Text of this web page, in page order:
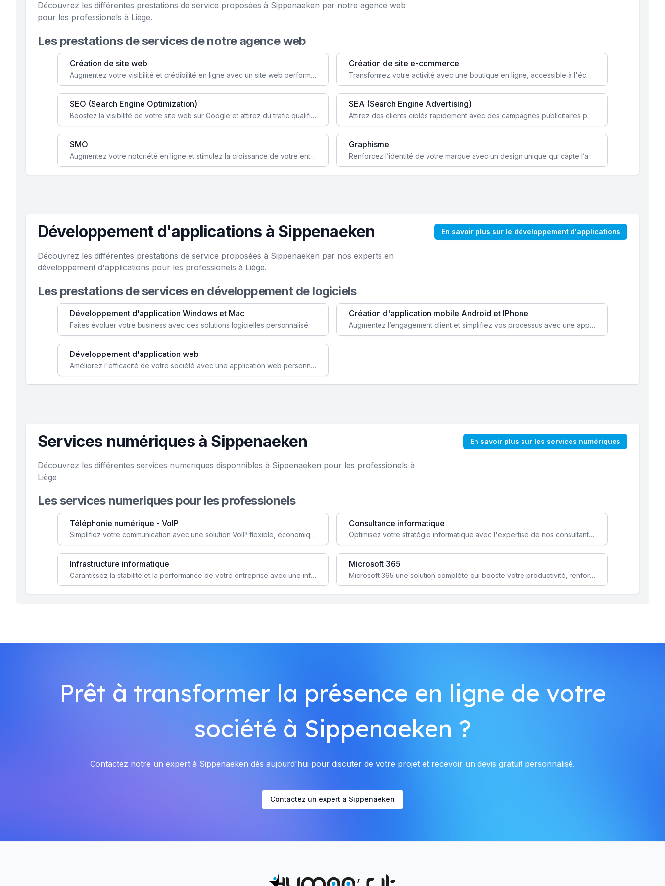
Découvrez les différentes prestations de service proposées à Sippenaeken par notre agence web
pour les professionels à Liège.
Les prestations de services de notre agence web
Création de site web
Augmentez votre visibilité et crédibilité en ligne avec un site web performant, conçu pour attirer plus de clients.
Création de site e-commerce
Transformez votre activité avec une boutique en ligne, accessible à l'échelle mondiale 24/7.
SEO (Search Engine Optimization)
Boostez la visibilité de votre site web sur Google et attirez du trafic qualifié grâce à nos stratégies SEO.
SEA (Search Engine Advertising)
Attirez des clients ciblés rapidement avec des campagnes publicitaires payantes optimisées pour vos objectifs.
SMO
Augmentez votre notoriété en ligne et stimulez la croissance de votre entreprise grâce à une stratégie sociale sur mesure.
Graphisme
Renforcez l’identité de votre marque avec un design unique qui capte l’attention et engage vos clients.
Développement d'applications à Sippenaeken En savoir plus sur le développement d'applications
Découvrez les différentes prestations de service proposées à Sippenaeken par nos experts en
développement d'applications pour les professionels à Liège.
Les prestations de services en développement de logiciels
Développement d'application Windows et Mac
Faites évoluer votre business avec des solutions logicielles personnalisées, parfaitement adaptées à vos besoins spécifiques.
Création d'application mobile Android et IPhone
Augmentez l’engagement client et simplifiez vos processus avec une application mobile sur mesure, disponible sur iOS et Android.
Développement d'application web
Améliorez l'efficacité de votre société avec une application web personnalisée accessible partout et tout le temps.
Services numériques à Sippenaeken En savoir plus sur les services numériques
Découvrez les différentes services numeriques disponnibles à Sippenaeken pour les professionels à
Liège
Les services numeriques pour les professionels
Téléphonie numérique - VoIP
Simplifiez votre communication avec une solution VoIP flexible, économique et adaptée à vos besoins professionnels.
Consultance informatique
Optimisez votre stratégie informatique avec l'expertise de nos consultants pour améliorer votre efficacité et sécurité.
Infrastructure informatique
Garantissez la stabilité et la performance de votre entreprise avec une infrastructure IT sécurisée et évolutive.
Microsoft 365
Microsoft 365 une solution complète qui booste votre productivité, renforce la sécurité de vos données et facilite la collaboration.
Prêt à transformer la présence en ligne de votre
société à Sippenaeken ?
Contactez notre un expert à Sippenaeken dès aujourd'hui pour discuter de votre projet et recevoir un devis gratuit personnalisé.
Contactez un expert à Sippenaeken